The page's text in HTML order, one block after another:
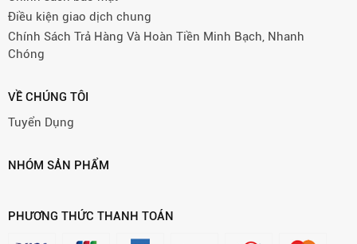
Điều kiện giao dịch chung
Chính Sách Trả Hàng Và Hoàn Tiền Minh Bạch, Nhanh
Chóng
VỀ CHÚNG TÔI
Tuyển Dụng
NHÓM SẢN PHẨM
PHƯƠNG THỨC THANH TOÁN